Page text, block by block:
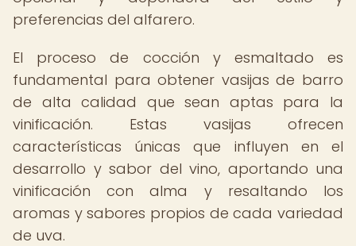
preferencias del alfarero.
El proceso de cocción y esmaltado es
fundamental para obtener vasijas de barro
de alta calidad que sean aptas para la
vinificación. Estas vasijas ofrecen
características únicas que influyen en el
desarrollo y sabor del vino, aportando una
vinificación con alma y resaltando los
aromas y sabores propios de cada variedad
de uva.